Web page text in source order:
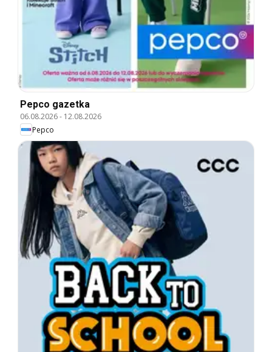
Pepco gazetka
06.08.2026- 12.08.2026
Pepco